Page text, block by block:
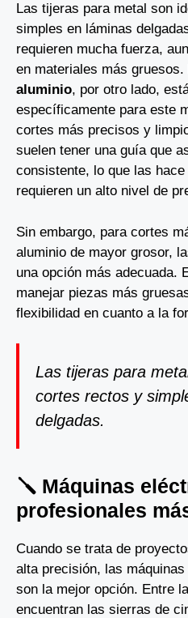
Las tijeras para metal son
simples en láminas
requieren mucha fuerza,
en materiales más gruesos.
aluminio, por otro lado,
específicamente para este
cortes más precisos y
suelen tener una guía que
consistente, lo que las
requieren un alto nivel de
Sin embargo, para cortes
aluminio de mayor grosor,
una opción más adecuada.
manejar piezas más
flexibilidad en cuanto a la
Las tijeras para
cortes rectos y
delgadas.
🪛 Máquinas
profesionales
Cuando se trata de
alta precisión, las
son la mejor opción. Entre
encuentran las sierras de